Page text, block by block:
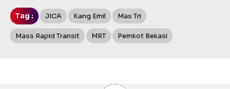
Tag : JICA Kang Emil Mas Tri
Mass Rapid Transit MRT Pemkot Bekasi